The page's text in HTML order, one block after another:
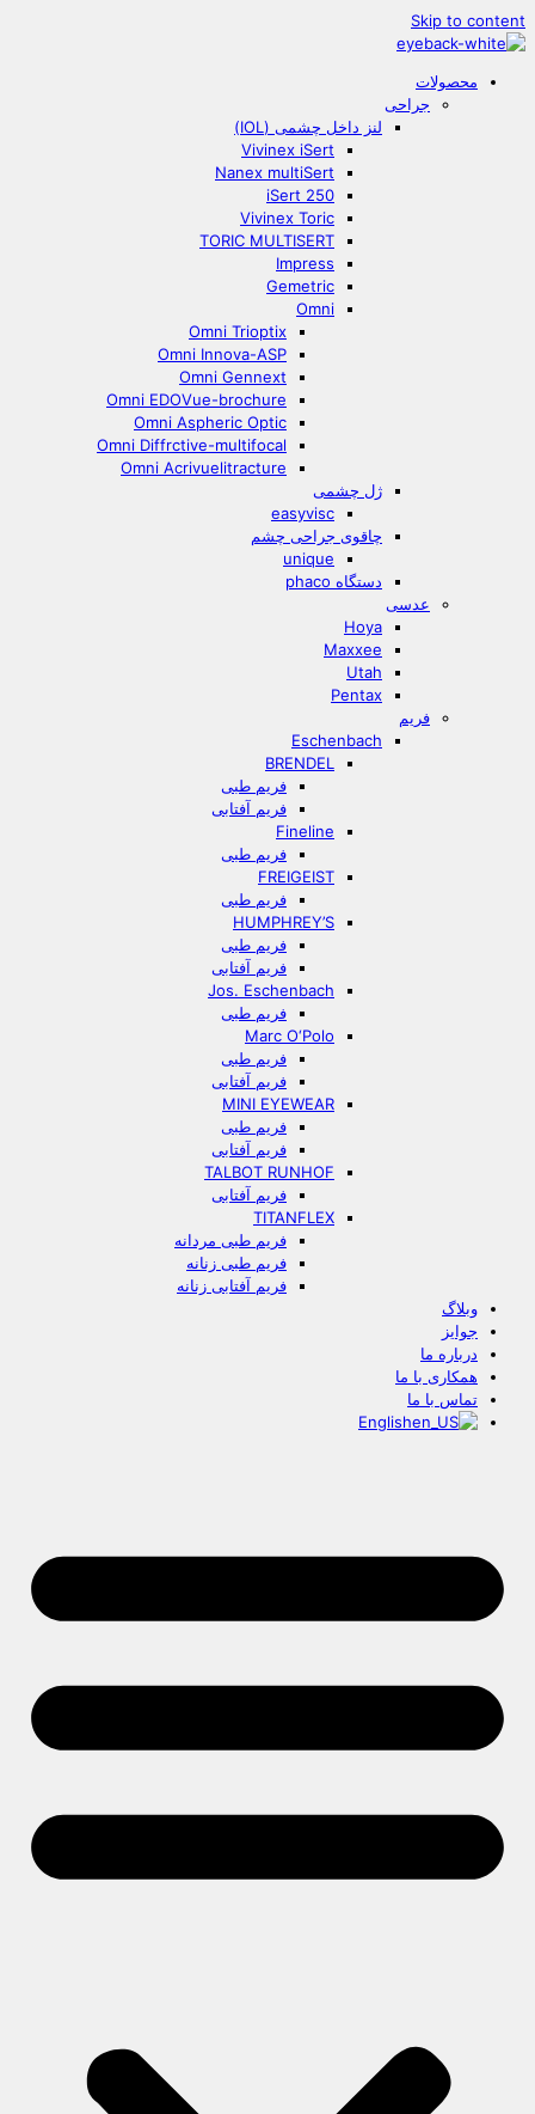
Skip to content
محصولات
جراحی
لنز داخل چشمی (IOL)
Vivinex iSert
Nanex multiSert
iSert 250
Vivinex Toric
TORIC MULTISERT
Impress
Gemetric
Omni
Omni Trioptix
Omni Innova-ASP
Omni Gennext
Omni EDOVue-brochure
Omni Aspheric Optic
Omni Diffrctive-multifocal
Omni Acrivuelitracture
ژل چشمی
easyvisc
چاقوی جراحی چشم
unique
دستگاه phaco
عدسی
Hoya
Maxxee
Utah
Pentax
فریم
Eschenbach
BRENDEL
فریم طبی
فریم آفتابی
Fineline
فریم طبی
FREIGEIST
فریم طبی
HUMPHREY’S
فریم طبی
فریم آفتابی
Jos. Eschenbach
فریم طبی
Marc O‘Polo
فریم طبی
فریم آفتابی
MINI EYEWEAR
فریم طبی
فریم آفتابی
TALBOT RUNHOF
فریم آفتابی
TITANFLEX
فریم طبی مردانه
فریم طبی زنانه
فریم آفتابی زنانه
وبلاگ
جوایز
درباره ما
همکاری با ما
تماس با ما
English